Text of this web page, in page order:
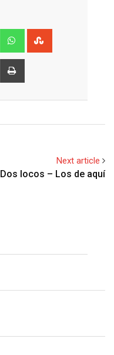
LinkedIn Whatsapp
Share
Next article
Dos locos – Los de aquí